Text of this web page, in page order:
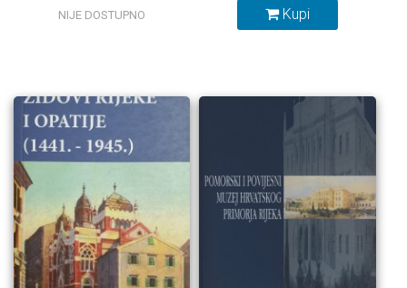
NIJE DOSTUPNO Kupi